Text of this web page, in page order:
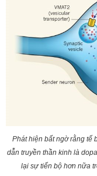
Phát hiện bất ngờ rằng tế
dẫn truyền thần kinh là
lại sự tiến bộ hơn nữa